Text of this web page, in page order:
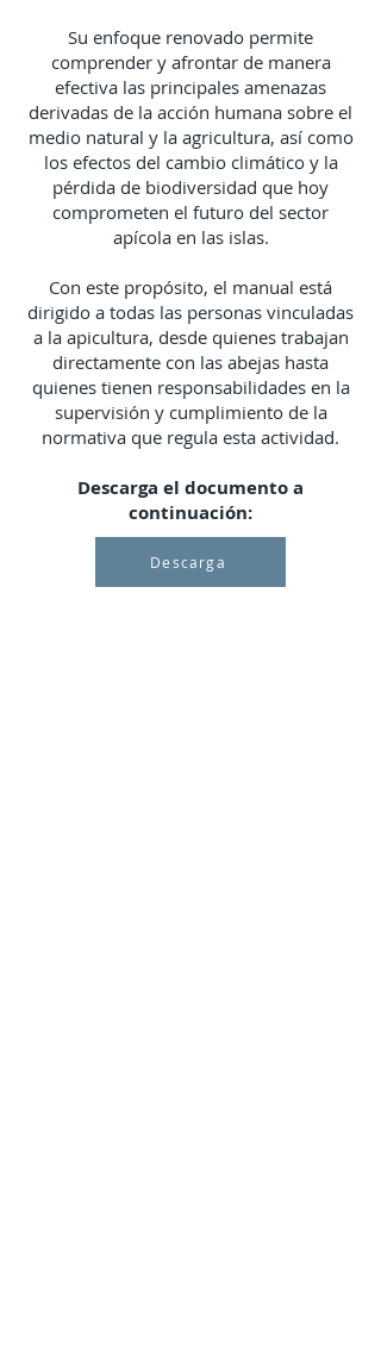
Su enfoque renovado permite
comprender y afrontar de manera
efectiva las principales amenazas
derivadas de la acción humana sobre el
medio natural y la agricultura, así como
los efectos del cambio climático y la
pérdida de biodiversidad que hoy
comprometen el futuro del sector
apícola en las islas.
Con este propósito, el manual está
dirigido a todas las personas vinculadas
a la apicultura, desde quienes trabajan
directamente con las abejas hasta
quienes tienen responsabilidades en la
supervisión y cumplimiento de la
normativa que regula esta actividad.
Descarga el documento a
continuación:
Descarga